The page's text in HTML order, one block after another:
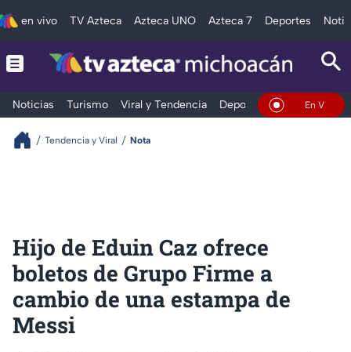
en vivo TV Azteca Azteca UNO Azteca 7 Deportes
Noticias Turismo Viral y Tendencia Deportes Espectáculos
En Vivo
Tendencia y Viral Nota
Hijo de Eduin Caz ofrece
boletos de Grupo Firme a
cambio de una estampa de
Messi